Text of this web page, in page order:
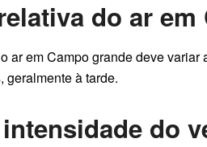
do ar
ar em Campo grande deve
geralmente à tarde.
do